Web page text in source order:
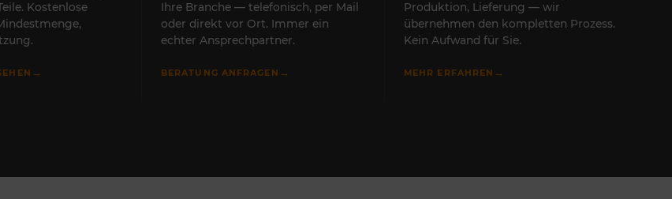
Kostenlose
→
Ihre Branche — telefonisch, per Mail
oder direkt vor Ort. Immer ein
echter Ansprechpartner.
BERATUNG ANFRAGEN →
Produktion, Lieferung — wir
übernehmen den kompletten Prozess.
Kein Aufwand für Sie.
MEHR ERFAHREN →